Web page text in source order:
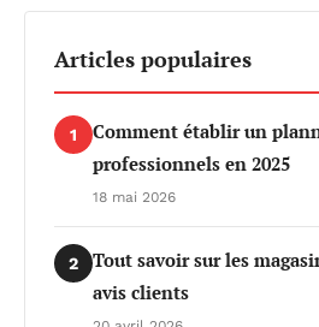
Articles populaires
1
Comment établir un
professionnels en 2025
18 mai 2026
2
Tout savoir sur les
avis clients